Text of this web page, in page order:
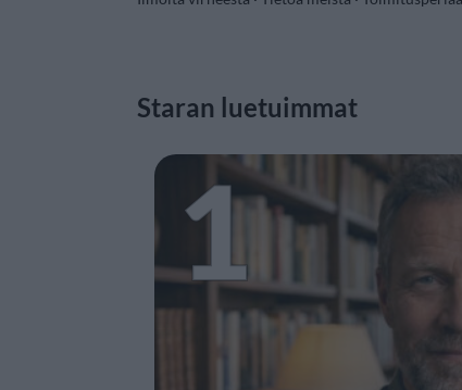
Staran luetuimmat
1